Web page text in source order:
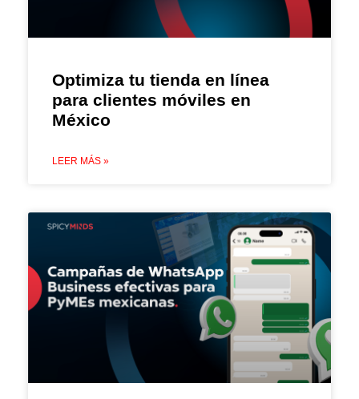
Optimiza tu tienda en línea
para clientes móviles en
México
LEER MÁS »